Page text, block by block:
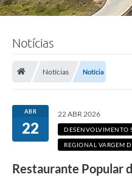
Notícias
Notícias Notícia
ABR
22
22 ABR 2026
DESENVOLVIMENTO
REGIONAL VARGEM
Restaurante Popular